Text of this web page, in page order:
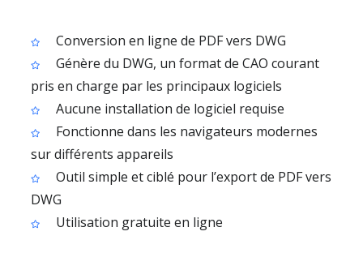
Conversion en ligne de PDF vers DWG
Génère du DWG, un format de CAO courant
pris en charge par les principaux logiciels
Aucune installation de logiciel requise
Fonctionne dans les navigateurs modernes
sur différents appareils
Outil simple et ciblé pour l’export de PDF vers
DWG
Utilisation gratuite en ligne